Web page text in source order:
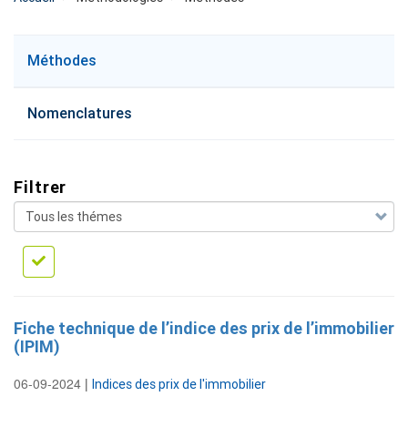
menu
methode
Méthodes
Nomenclatures
Filtrer
Fiche technique de l’indice des prix de l’immobilier
(IPIM)
06-09-2024 | Indices des prix de l'immobilier